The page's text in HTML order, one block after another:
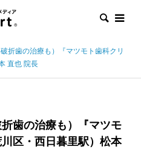
検索
折歯の治療も）『マツモト歯科クリ
直也 院長
歯の治療も）『マツモ
区・西日暮里駅）松本